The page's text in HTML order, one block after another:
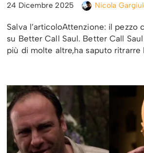
24 Dicembre 2025 Nicola
Salva l’articoloAttenzione: il pezzo
su Better Call Saul. Better Call
più di molte altre,ha saputo ritrarre